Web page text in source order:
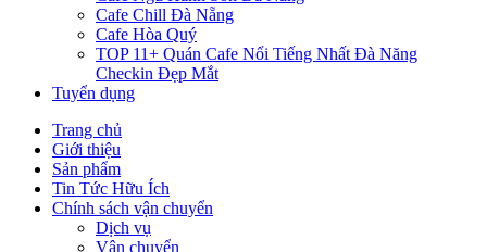
Cafe Chill Đà Nẵng
Cafe Hòa Quý
TOP 11+ Quán Cafe Nổi Tiếng Nhất Đà Năng
Checkin Đẹp Mắt
Tuyển dụng
Trang chủ
Giới thiệu
Sản phẩm
Tin Tức Hữu Ích
Chính sách vận chuyển
Dịch vụ
Vận chuyển